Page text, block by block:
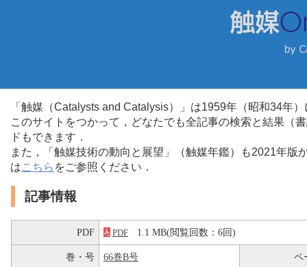
「触媒（Catalysts and Catalysis）」は1959年（昭和34年
このサイトをつかって，どなたでも全記事の検索と結果（
ドもできます．
また，「触媒技術の動向と展望」（触媒年鑑）も2021年
はこちら をご参照ください．
記事情報
PDF PDF 1.1 MB(閲覧回数：6回)
巻・号 66巻B号 ペ